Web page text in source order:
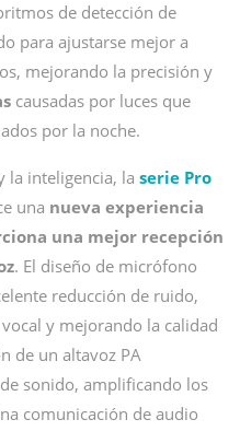
de detección de
para ajustarse mejor a
mejorando la precisión y
causadas por luces que
por la noche.
la inteligencia, la serie Pro
una nueva experiencia
una mejor recepción
. El diseño de micrófono
reducción de ruido,
y mejorando la calidad
de un altavoz PA
sonido, amplificando los
comunicación de audio